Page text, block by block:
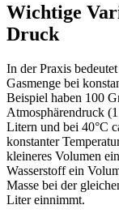
Wichtige
Druck
In der Praxis
Gasmenge bei
Beispiel haben 100
Atmosphärendruck
Litern und bei 40°C
konstanter
kleineres Volumen
Wasserstoff ein
Masse bei der
Liter einnimmt.